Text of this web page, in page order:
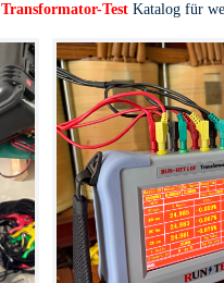
Transformator-Test Katalog für